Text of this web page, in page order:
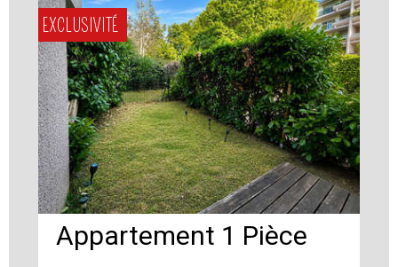
EXCLUSIVITÉ
Appartement 1 Pièce